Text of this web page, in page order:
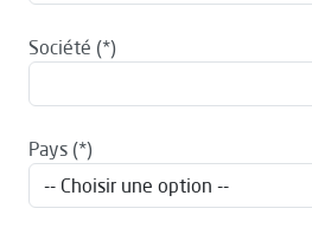
Société
Pays